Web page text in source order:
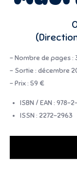
– Nombre de pages :
– Sortie : décembre
– Prix : 59 €
ISBN / EAN : 978-
ISSN : 2272-2963